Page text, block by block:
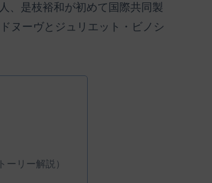
、是枝裕和が初めて国際共同製
ヌーヴとジュリエット・ビノシ
リー解説）